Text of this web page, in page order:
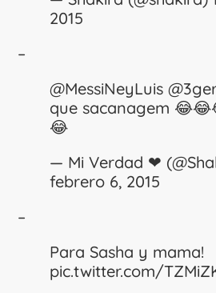
2015
–
@MessiNeyLuis
que sacanagem
😂
— Mi Verdad ❤
febrero 6, 2015
–
Para Sasha y mama!
pic.twitter.com/